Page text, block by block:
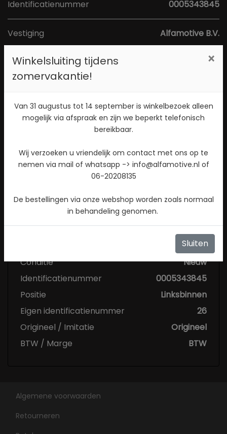
Identificatienummer
0005343845
Vestiging
Alfamotive B.V.
Postcode
Plaats
Toon kaart
Stuur een WhatsApp bericht!
Conditie
Nieuw
Identificatienummer
0005343845
Positie
Linksbinnen
Eigen identificatienummer
26
Origineel / Imitatie
Origineel
BTW / Marge
BTW
Algemene voorwaarden
Retourneren
Winkelsluiting tijdens
zomervakantie!
×
Van 31 augustus tot 14 september is winkelbezoek alleen
mogelijk via afspraak en zijn we beperkt telefonisch
bereikbaar.
Wij verzoeken u vriendelijk om contact met ons op te
nemen via mail of whatsapp -> info@alfamotive.nl of
06-20208135
De bestellingen via onze webshop worden zoals normaal
in behandeling genomen.
Sluiten